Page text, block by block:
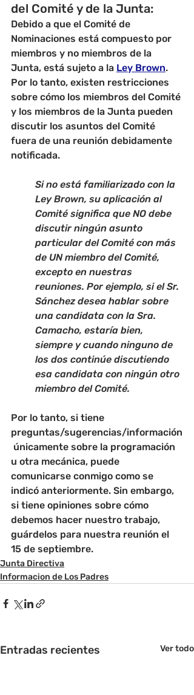
del Comité y de la Junta:
Debido a que el Comité de
Nominaciones está compuesto por
miembros y no miembros de la
Junta, está sujeto a la Ley Brown.
Por lo tanto, existen restricciones
sobre cómo los miembros del Comité
y los miembros de la Junta pueden
discutir los asuntos del Comité
fuera de una reunión debidamente
notificada.
Si no está familiarizado con la
Ley Brown, su aplicación al
Comité significa que NO debe
discutir ningún asunto
particular del Comité con más
de UN miembro del Comité,
excepto en nuestras
reuniones. Por ejemplo, si el Sr.
Sánchez desea hablar sobre
una candidata con la Sra.
Camacho, estaría bien,
siempre y cuando ninguno de
los dos continúe discutiendo
esa candidata con ningún otro
miembro del Comité.
Por lo tanto, si tiene
preguntas/sugerencias/información
únicamente sobre la programación
u otra mecánica, puede
comunicarse conmigo como se
indicó anteriormente. Sin embargo,
si tiene opiniones sobre cómo
debemos hacer nuestro trabajo,
guárdelos para nuestra reunión el
15 de septiembre.
Junta Directiva
Informacion de Los Padres
Entradas recientes Ver todo